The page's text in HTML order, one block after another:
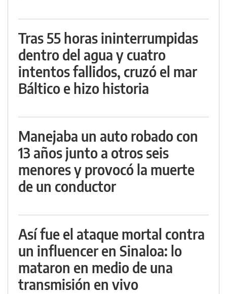
Tras 55 horas ininterrumpidas
dentro del agua y cuatro
intentos fallidos, cruzó el mar
Báltico e hizo historia
Manejaba un auto robado con
13 años junto a otros seis
menores y provocó la muerte
de un conductor
Así fue el ataque mortal contra
un influencer en Sinaloa: lo
mataron en medio de una
transmisión en vivo